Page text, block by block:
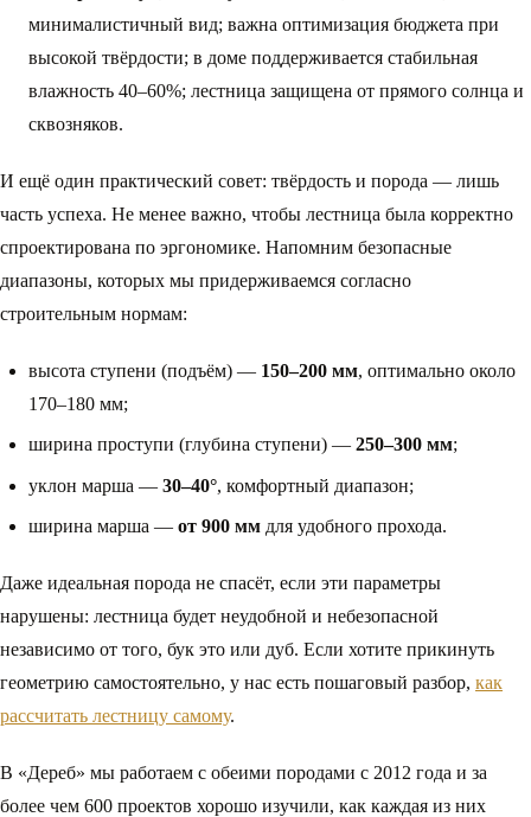
минималистичный вид; важна оптимизация бюджета при
высокой твёрдости; в доме поддерживается стабильная
влажность 40–60%; лестница защищена от прямого солнца и
сквозняков.
И ещё один практический совет: твёрдость и порода — лишь
часть успеха. Не менее важно, чтобы лестница была корректно
спроектирована по эргономике. Напомним безопасные
диапазоны, которых мы придерживаемся согласно
строительным нормам:
высота ступени (подъём) — 150–200 мм, оптимально около
170–180 мм;
ширина проступи (глубина ступени) — 250–300 мм;
уклон марша — 30–40°, комфортный диапазон;
ширина марша — от 900 мм для удобного прохода.
Даже идеальная порода не спасёт, если эти параметры
нарушены: лестница будет неудобной и небезопасной
независимо от того, бук это или дуб. Если хотите прикинуть
геометрию самостоятельно, у нас есть пошаговый разбор, как
рассчитать лестницу самому.
В «Дереб» мы работаем с обеими породами с 2012 года и за
более чем 600 проектов хорошо изучили, как каждая из них